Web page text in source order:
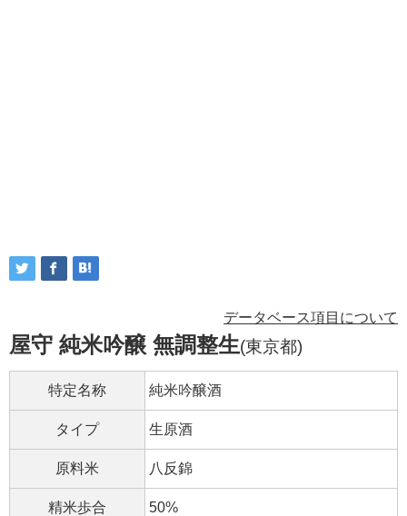
データベース項目について
屋守 純米吟醸 無調整生(東京都)
特定名称 純米吟醸酒
タイプ 生原酒
原料米 八反錦
精米歩合 50%